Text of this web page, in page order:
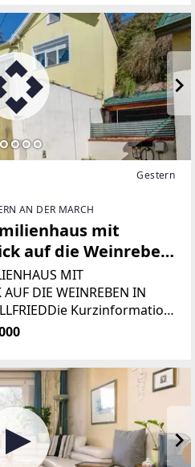
Gestern
AN DER MARCH
mit
auf die Weinreben
Stillfried
MIT
AUF DIE WEINREBEN IN
Kurzinformation